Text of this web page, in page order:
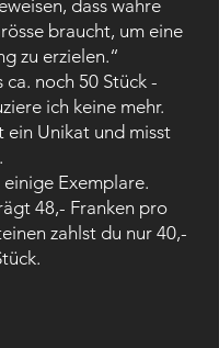
dass wahre
braucht, um eine
zu erzielen.“
noch 50 Stück -
ich keine mehr.
ein Unikat und misst
Exemplare.​
48,- Franken pro
zahlst du nur 40,-